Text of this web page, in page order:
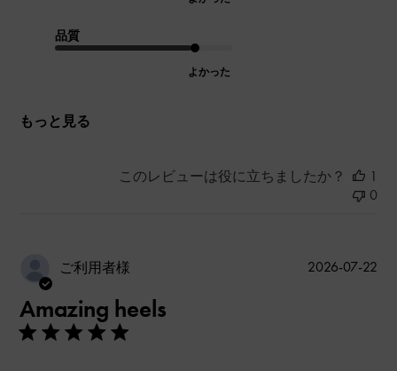
品質
よかった
もっと見る
このレビューは役に立ちましたか？
1
0
ご利用者様
Amazing heels
公
2026-07-22